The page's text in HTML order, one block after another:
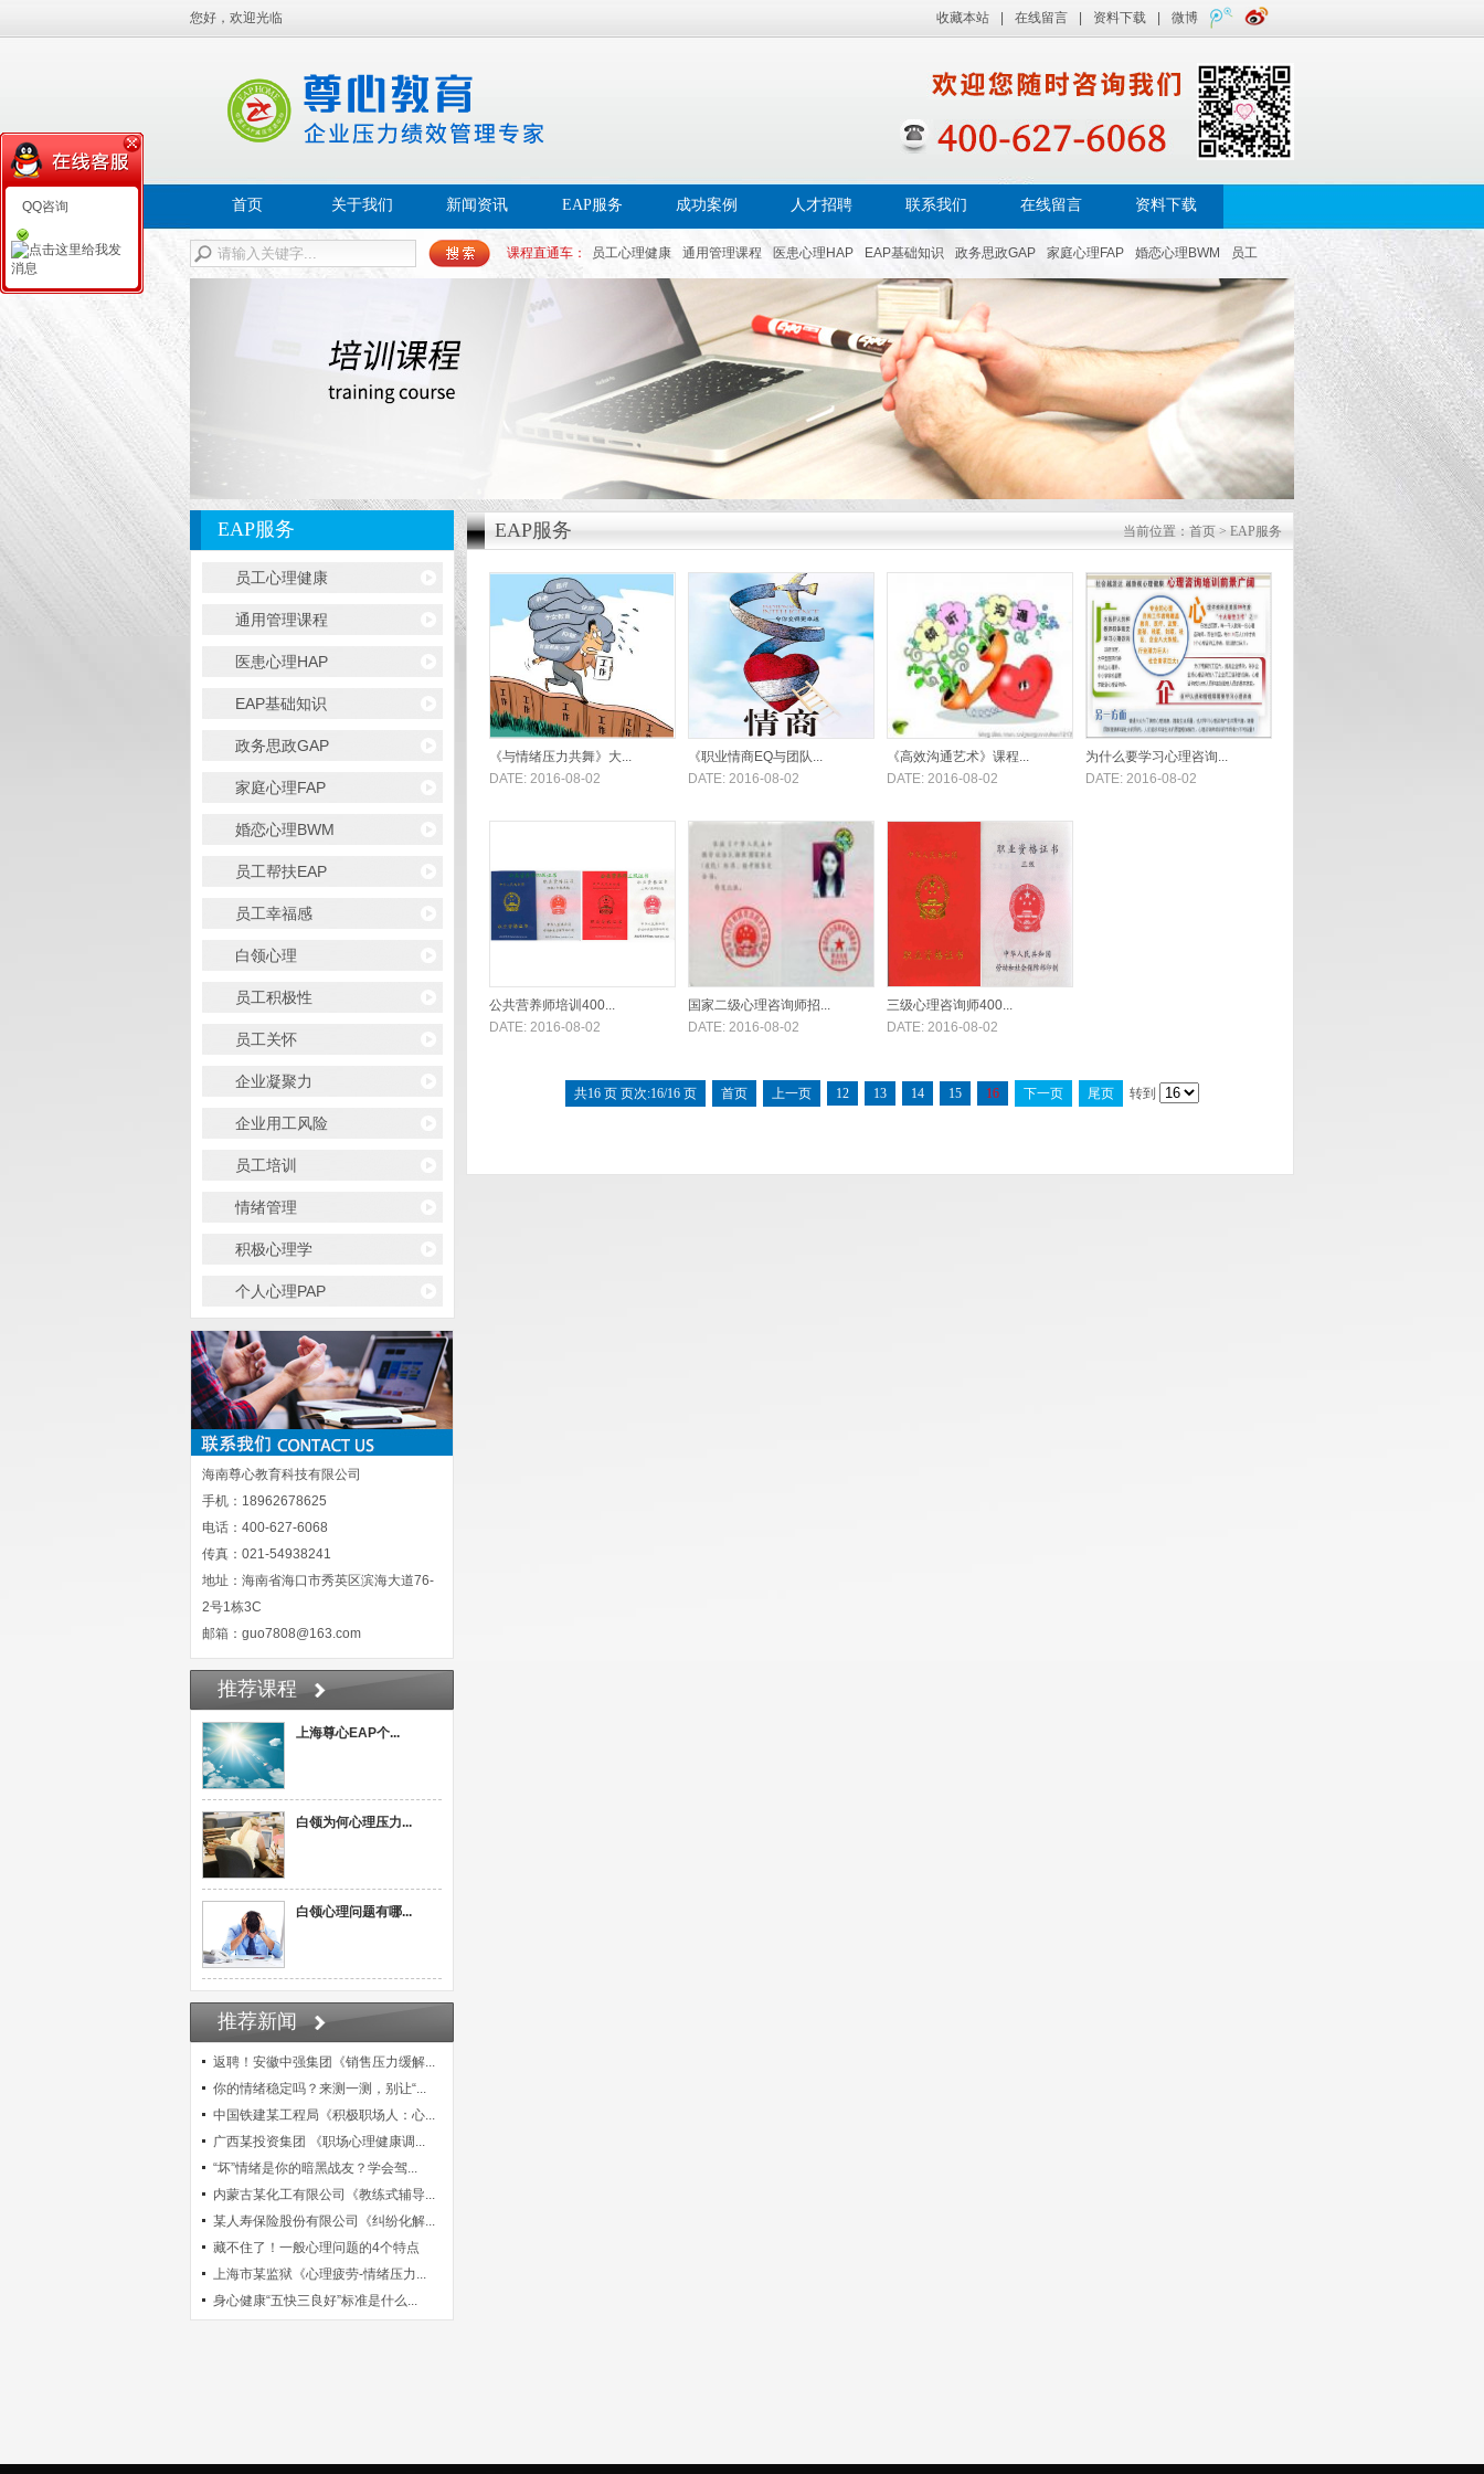
您好，欢迎光临 收藏本站 在线留言 资料下载 微博
首页 关于我们 新闻资讯 EAP服务 成功案例 人才招聘 联系我们 在线留言 资料下载
课程直通车： 员工心理健康 通用管理课程 医患心理HAP EAP基础知识 政务思政GAP 家庭心理FAP 婚恋心理BWM
员工
帮扶EAP
员工幸福感 白领心理 员工积极性 员工关怀 企业凝聚力 企业用工风险 员工培训 情绪管理 积极心理学
个人
心理PAP
EAP服务
员工心理健康
通用管理课程
医患心理HAP
EAP基础知识
政务思政GAP
家庭心理FAP
婚恋心理BWM
员工帮扶EAP
员工幸福感
白领心理
员工积极性
员工关怀
企业凝聚力
企业用工风险
员工培训
情绪管理
积极心理学
个人心理PAP
海南尊心教育科技有限公司
手机：18962678625
电话：400-627-6068
传真：021-54938241
地址：海南省海口市秀英区滨海大道76-
2号1栋3C
邮箱：guo7808@163.com
推荐课程
上海尊心EAP个...
白领为何心理压力...
白领心理问题有哪...
推荐新闻
返聘！安徽中强集团《销售压力缓解...
你的情绪稳定吗？来测一测，别让“...
中国铁建某工程局《积极职场人：心...
广西某投资集团 《职场心理健康调...
“坏”情绪是你的暗黑战友？学会驾...
内蒙古某化工有限公司《教练式辅导...
某人寿保险股份有限公司《纠纷化解...
藏不住了！一般心理问题的4个特点
上海市某监狱《心理疲劳-情绪压力...
身心健康“五快三良好”标准是什么...
EAP服务 当前位置： 首页 > EAP服务
《与情绪压力共舞》大...
DATE: 2016-08-02
《职业情商EQ与团队...
DATE: 2016-08-02
《高效沟通艺术》课程...
DATE: 2016-08-02
为什么要学习心理咨询...
DATE: 2016-08-02
公共营养师培训400...
DATE: 2016-08-02
国家二级心理咨询师招...
DATE: 2016-08-02
三级心理咨询师400...
DATE: 2016-08-02
共16 页 页次:16/16 页 首页 上一页 12 13 14 15 16 下一页 尾页 转到
QQ咨询